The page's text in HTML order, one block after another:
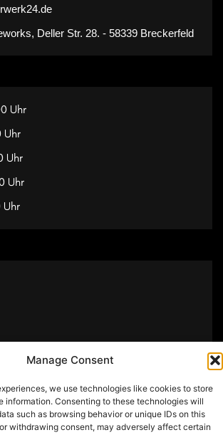
Manage Consent
we use technologies like cookies to store
information. Consenting to these technologies will
such as browsing behavior or unique IDs on this
withdrawing consent, may adversely affect certain
Deller Str. 28. - 58339 Breckerfeld
Uhr
Uhr
Uhr
Uhr
Uhr
2025 by Feuerwerk24